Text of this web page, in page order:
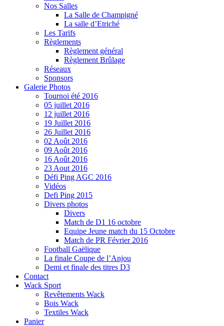
Nos Salles
La Salle de Champigné
La salle d’Etriché
Les Tarifs
Règlements
Règlement général
Règlement Brûlage
Réseaux
Sponsors
Galerie Photos
Tournoi été 2016
05 juillet 2016
12 juillet 2016
19 Juillet 2016
26 Juillet 2016
02 Août 2016
09 Août 2016
16 Août 2016
23 Aout 2016
Défi Ping AGC 2016
Vidéos
Defi Ping 2015
Divers photos
Divers
Match de D1 16 octobre
Equipe Jeune match du 15 Octobre
Match de PR Février 2016
Football Gaëlique
La finale Coupe de l’Anjou
Demi et finale des titres D3
Contact
Wack Sport
Revêtements Wack
Bois Wack
Textiles Wack
Panier